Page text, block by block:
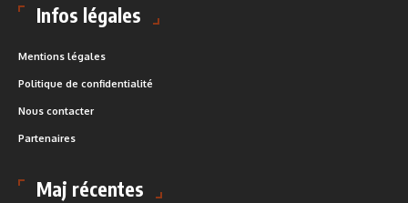
Infos légales
Mentions légales
Politique de confidentialité
Nous contacter
Partenaires
Maj récentes